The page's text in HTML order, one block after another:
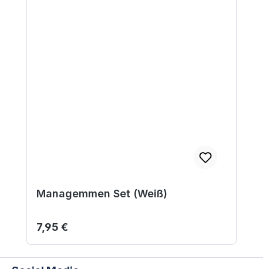
Managemmen Set (Weiß)
Regulärer Preis:
7,95 €